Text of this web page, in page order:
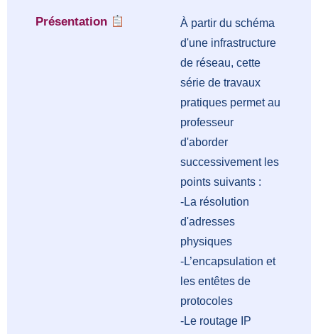
Présentation
À partir du schéma
d'une infrastructure
de réseau, cette
série de travaux
pratiques permet au
professeur
d'aborder
successivement les
points suivants :
-La résolution
d'adresses
physiques
-L’encapsulation et
les entêtes de
protocoles
-Le routage IP